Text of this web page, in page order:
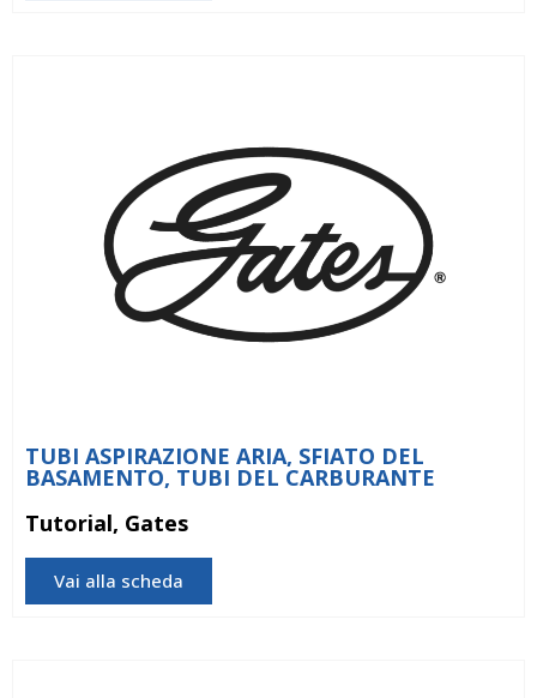
TUBI ASPIRAZIONE ARIA, SFIATO DEL
BASAMENTO, TUBI DEL CARBURANTE
Tutorial, Gates
Vai alla scheda